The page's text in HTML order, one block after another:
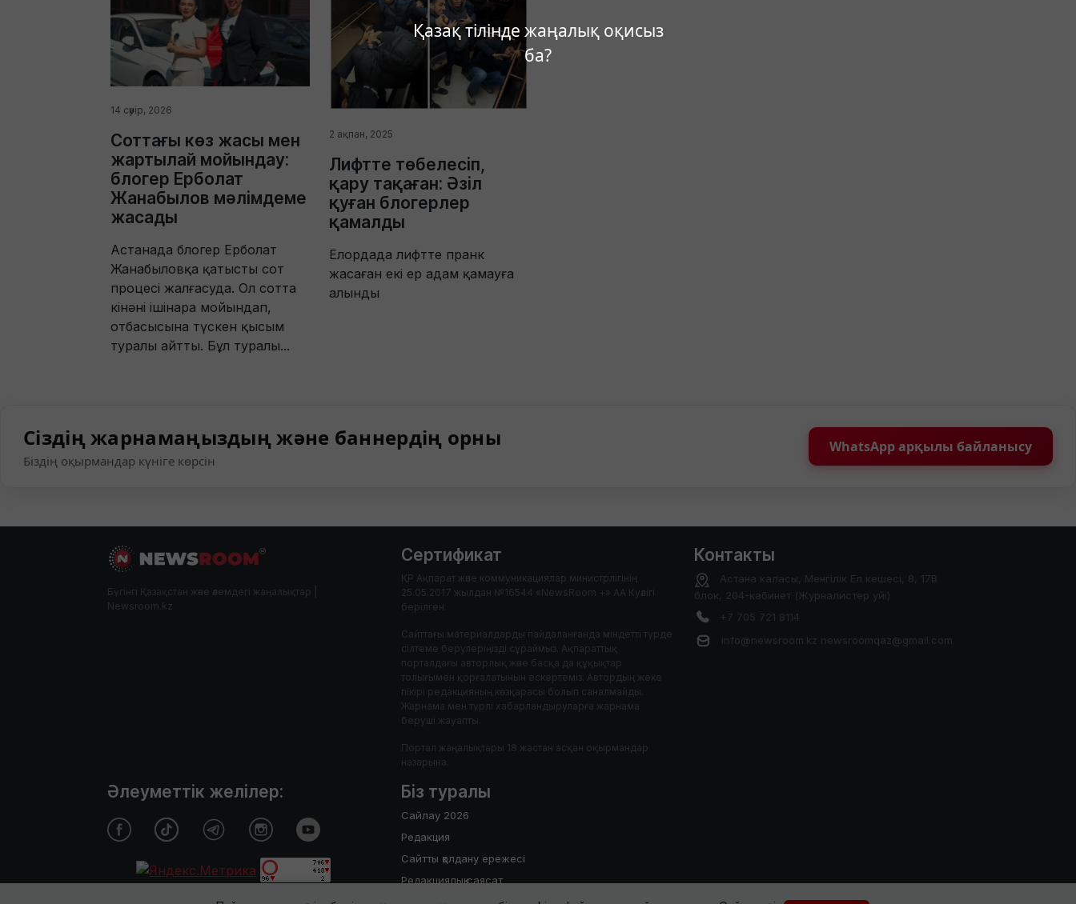
Қазақ тілінде жаңалық оқисыз
ба?
14 сәуір, 2026
Соттағы көз жасы мен
жартылай мойындау:
блогер Ерболат
Жанабылов мәлімдеме
жасады
Астанада блогер Ерболат
Жанабыловқа қатысты сот
процесі жалғасуда. Ол сотта
кінәні ішінара мойындап,
отбасысына түскен қысым
туралы айтты. Бұл туралы...
2 ақпан, 2025
Лифтте төбелесіп,
қару тақаған: Әзіл
қуған блогерлер
қамалды
Елордада лифтте пранк
жасаған екі ер адам қамауға
алынды
Сіздің жарнамаңыздың және баннердің орны
Біздің оқырмандар күніге көрсін
WhatsApp арқылы байланысу
Бүгінгі Қазақстан және әлемдегі жаңалықтар |
Newsroom.kz
Сертификат
ҚР Ақпарат және коммуникациялар министрлігінің
25.05.2017 жылдан №16544 «NewsRoom +» АА Куәлігі
берілген.
Сайттағы материалдарды пайдаланғанда міндетті түрде
сілтеме берулеріңізді сұраймыз. Ақпараттық
порталдағы авторлық және басқа да құқықтар
толығымен қорғалатынын ескертеміз. Автордың жеке
пікірі редакцияның көзқарасы болып саналмайды.
Жарнама мен түрлі хабарландыруларға жарнама
беруші жауапты.
Портал жаңалықтары 18 жастан асқан оқырмандар
назарына.
Контакты
Астана каласы, Менгілік Ел кешесі, 8, 17В
блок, 204-кабинет (Журналистер уйі)
+7 705 721 8114
info@newsroom.kz newsroomqaz@gmail.com
Біз туралы
Сайлау 2026
Редакция
Сайтты қолдану ережесі
Редакциялық саясат
Әлеуметтік желілер: